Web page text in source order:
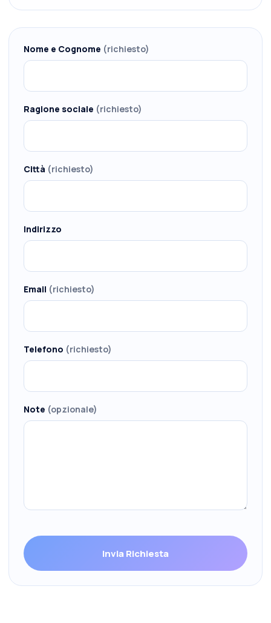
Nome e Cognome (richiesto)
Ragione sociale (richiesto)
Città (richiesto)
Indirizzo
Email (richiesto)
Telefono (richiesto)
Note (opzionale)
Invia Richiesta